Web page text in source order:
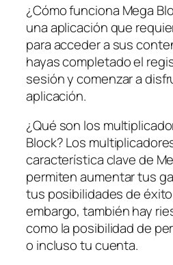
¿Cómo funciona Mega
una aplicación que
para acceder a sus
hayas completado el
sesión y comenzar a
aplicación.
¿Qué son los
Block? Los
característica clave de
permiten aumentar tus
tus posibilidades de
embargo, también hay
como la posibilidad de
o incluso tu cuenta.